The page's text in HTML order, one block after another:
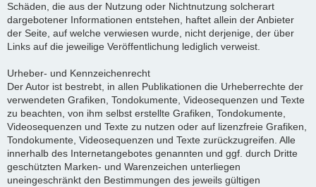
Schäden, die aus der Nutzung oder Nichtnutzung solcherart
dargebotener Informationen entstehen, haftet allein der Anbieter
der Seite, auf welche verwiesen wurde, nicht derjenige, der über
Links auf die jeweilige Veröffentlichung lediglich verweist.
Urheber- und Kennzeichenrecht
Der Autor ist bestrebt, in allen Publikationen die Urheberrechte der
verwendeten Grafiken, Tondokumente, Videosequenzen und Texte
zu beachten, von ihm selbst erstellte Grafiken, Tondokumente,
Videosequenzen und Texte zu nutzen oder auf lizenzfreie Grafiken,
Tondokumente, Videosequenzen und Texte zurückzugreifen. Alle
innerhalb des Internetangebotes genannten und ggf. durch Dritte
geschützten Marken- und Warenzeichen unterliegen
uneingeschränkt den Bestimmungen des jeweils gültigen